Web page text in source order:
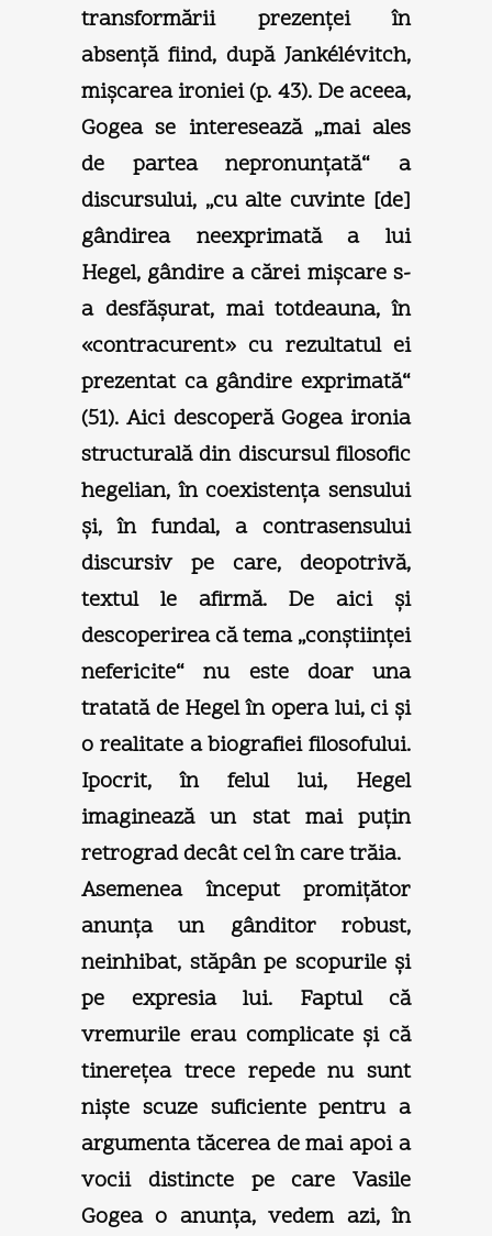
transformării prezenţei în
absenţă fiind, după Jankélévitch,
mişcarea ironiei (p. 43). De aceea,
Gogea se interesează „mai ales
de partea nepronunţată“ a
discursului, „cu alte cuvinte [de]
gândirea neexprimată a lui
Hegel, gândire a cărei mişcare s-
a desfăşurat, mai totdeauna, în
«contracurent» cu rezultatul ei
prezentat ca gândire exprimată“
(51). Aici descoperă Gogea ironia
structurală din discursul filosofic
hegelian, în coexistenţa sensului
şi, în fundal, a contrasensului
discursiv pe care, deopotrivă,
textul le afirmă. De aici şi
descoperirea că tema „conştiinţei
nefericite“ nu este doar una
tratată de Hegel în opera lui, ci şi
o realitate a biografiei filosofului.
Ipocrit, în felul lui, Hegel
imaginează un stat mai puţin
retrograd decât cel în care trăia.
Asemenea început promiţător
anunţa un gânditor robust,
neinhibat, stăpân pe scopurile şi
pe expresia lui. Faptul că
vremurile erau complicate şi că
tinereţea trece repede nu sunt
nişte scuze suficiente pentru a
argumenta tăcerea de mai apoi a
vocii distincte pe care Vasile
Gogea o anunţa, vedem azi, în